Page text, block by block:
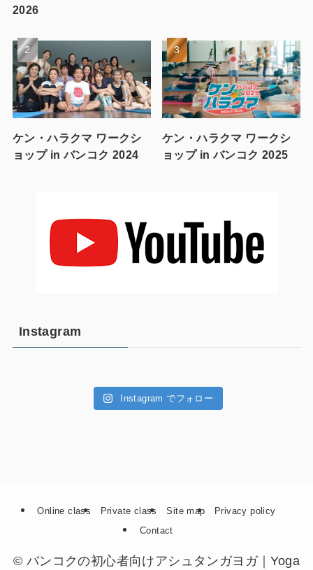
2026
ケン・ハラクマ ワークシ
ョップ in バンコク 2024
ケン・ハラクマ ワークシ
ョップ in バンコク 2025
Instagram
Instagram でフォロー
Online class Private class Site map
Privacy policy
Contact
© バンコクの初心者向けアシュタンガヨガ｜Yoga